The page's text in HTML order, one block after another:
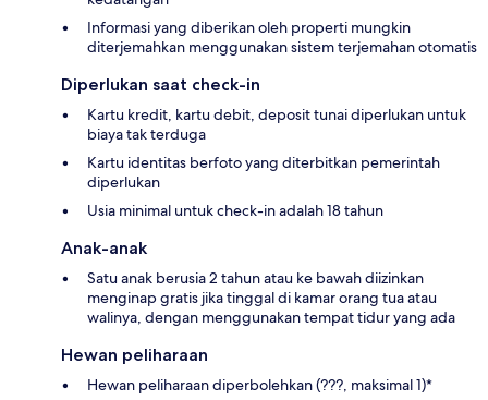
Informasi yang diberikan oleh properti mungkin
diterjemahkan menggunakan sistem terjemahan otomatis
Diperlukan saat check-in
Kartu kredit, kartu debit, deposit tunai diperlukan untuk
biaya tak terduga
Kartu identitas berfoto yang diterbitkan pemerintah
diperlukan
Usia minimal untuk check-in adalah 18 tahun
Anak-anak
Satu anak berusia 2 tahun atau ke bawah diizinkan
menginap gratis jika tinggal di kamar orang tua atau
walinya, dengan menggunakan tempat tidur yang ada
Hewan peliharaan
Hewan peliharaan diperbolehkan (???, maksimal 1)*